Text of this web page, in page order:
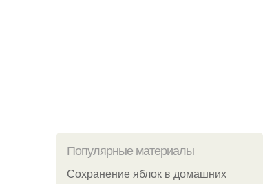
Популярные материалы
Сохранение яблок в домашних